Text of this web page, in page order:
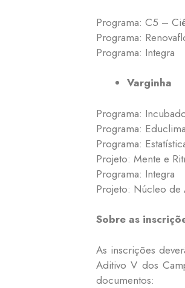
Programa: C5 –
Programa:
Programa: Integra
Varginha
Programa:
Programa:
Programa:
Projeto: Mente e
Programa: Integra
Projeto: Núcleo de
Sobre as
As inscrições
Aditivo V dos
documentos: